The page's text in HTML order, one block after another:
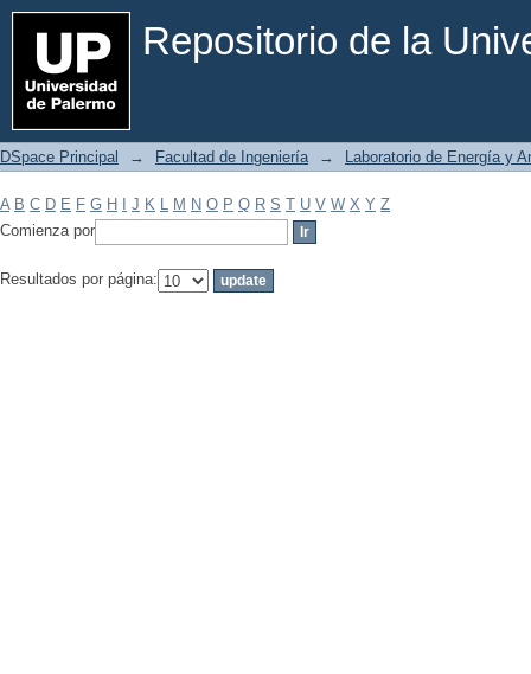
Repositorio de la
Filtrar por: Materia
DSpace Principal → Facultad de Ingeniería → Laboratorio de Energía y
A B C D E F G H J K L M N O P Q R S T U V W X Y Z
Comienza por
Resultados por página: